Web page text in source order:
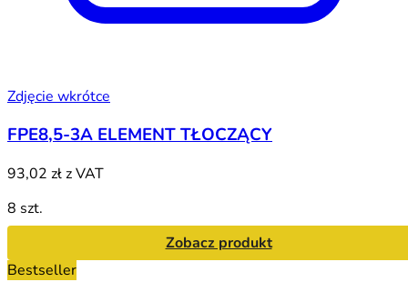
Zdjęcie wkrótce
FPE8,5-3A ELEMENT TŁOCZĄCY
93,02 złz VAT
8 szt.
Zobacz produkt
Bestseller